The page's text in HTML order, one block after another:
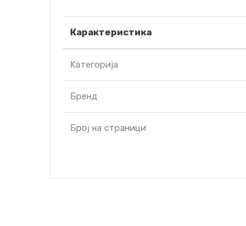
Карактеристика
Kатегорија
Бренд
Број на страници